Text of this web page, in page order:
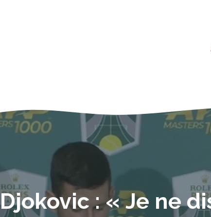
: « Je ne